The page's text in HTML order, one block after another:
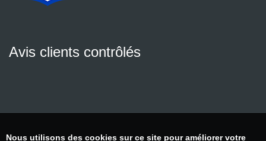
Avis clients contrôlés
Nous utilisons des cookies sur ce site pour améliorer votre